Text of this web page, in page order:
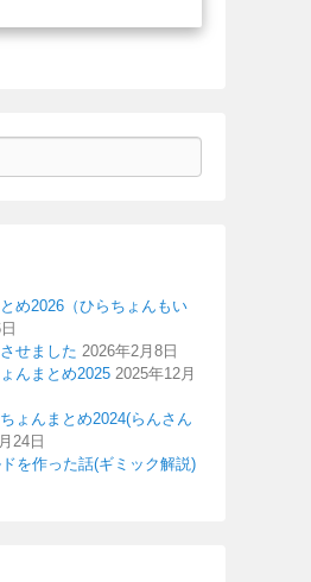
め2026（ひらちょんもい
せました 2026年2月8日
んまとめ2025 2025年12月
ょんまとめ2024(らんさん
24日
を作った話(ギミック解説)